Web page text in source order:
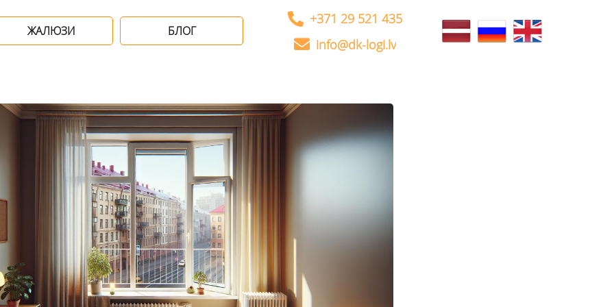
ЖАЛЮЗИ БЛОГ
+371 29 521 435
info@dk-logi.lv